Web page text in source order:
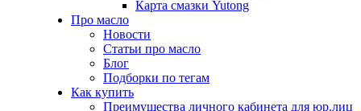
Карта смазки Yutong
Про масло
Новости
Статьи про масло
Блог
Подборки по тегам
Как купить
Преимущества личного кабинета для юр.лиц